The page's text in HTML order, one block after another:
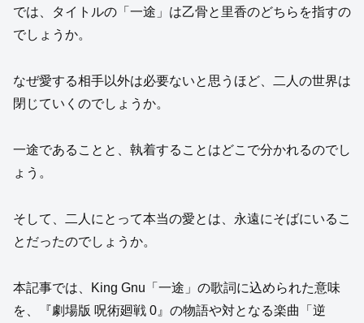
では、タイトルの「一途」は乙骨と里香のどちらを指すの
でしょうか。
なぜ愛する相手以外は必要ないと思うほど、二人の世界は
閉じていくのでしょうか。
一途であることと、執着することはどこで分かれるのでし
ょう。
そして、二人にとって本当の愛とは、永遠にそばにいるこ
とだったのでしょうか。
本記事では、King Gnu「一途」の歌詞に込められた意味
を、『劇場版 呪術廻戦 0』の物語や対となる楽曲「逆